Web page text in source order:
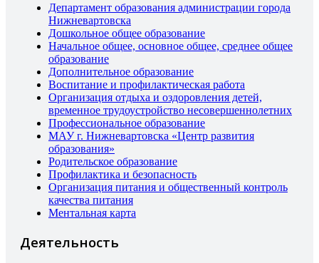
Департамент образования администрации города
Нижневартовска
Дошкольное общее образование
Начальное общее, основное общее, среднее общее
образование
Дополнительное образование
Воспитание и профилактическая работа
Организация отдыха и оздоровления детей,
временное трудоустройство несовершеннолетних
Профессиональное образование
МАУ г. Нижневартовска «Центр развития
образования»
Родительское образование
Профилактика и безопасность
Организация питания и общественный контроль
качества питания
Ментальная карта
Деятельность